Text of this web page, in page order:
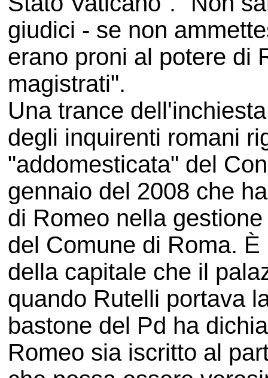
giudici - se non
erano proni al potere di
magistrati".
Una trance
degli inquirenti romani
"addomesticata" del
gennaio del 2008 che
di Romeo nella
del Comune di Roma.
della capitale che il
quando Rutelli portava
bastone del Pd ha
Romeo sia iscritto al